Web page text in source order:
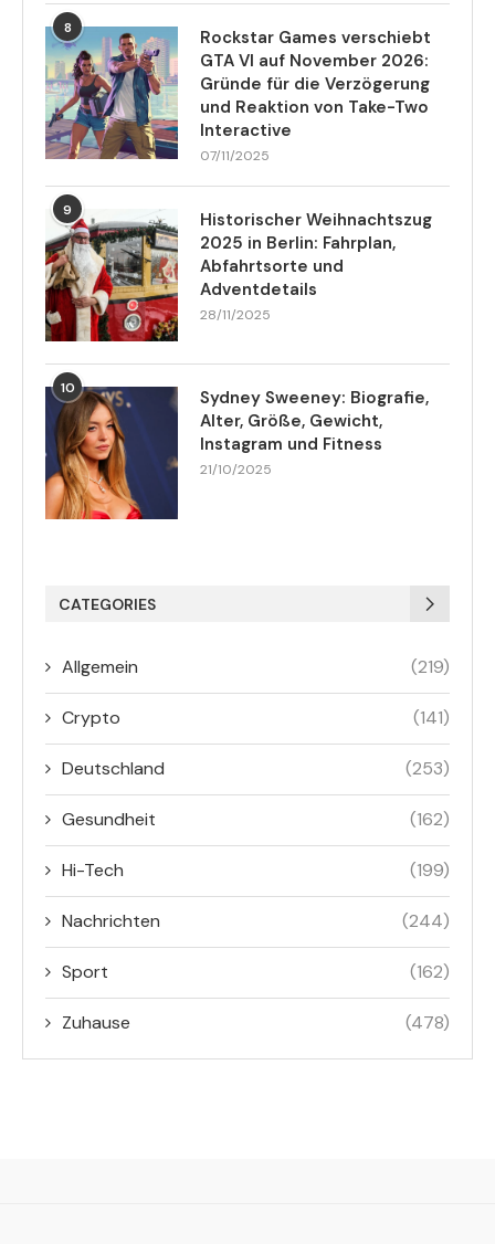
8
Rockstar Games verschiebt
GTA VI auf November 2026:
Gründe für die Verzögerung
und Reaktion von Take-Two
Interactive
07/11/2025
9
Historischer Weihnachtszug
2025 in Berlin: Fahrplan,
Abfahrtsorte und
Adventdetails
28/11/2025
10
Sydney Sweeney: Biografie,
Alter, Größe, Gewicht,
Instagram und Fitness
21/10/2025
CATEGORIES
Allgemein (219)
Crypto (141)
Deutschland (253)
Gesundheit (162)
Hi-Tech (199)
Nachrichten (244)
Sport (162)
Zuhause (478)